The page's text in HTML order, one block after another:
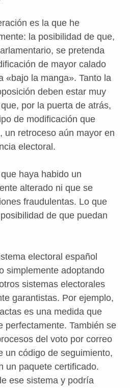
es la que he
la posibilidad de que,
se pretenda
de mayor calado
«bajo la manga». Tanto la
deben estar muy
por la puerta de atrás,
de modificación que
un retroceso aún mayor en
electoral.
haya habido un
alterado ni que se
fraudulentas. Lo que
de que puedan
electoral español
simplemente adoptando
sistemas electorales
garantistas. Por ejemplo,
es una medida que
perfectamente. También se
del voto por correo
un código de seguimiento,
un paquete certificado.
ese sistema y podría